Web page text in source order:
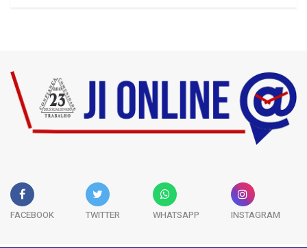
FACEBOOK TWITTER WHATSAPP INSTAGRAM